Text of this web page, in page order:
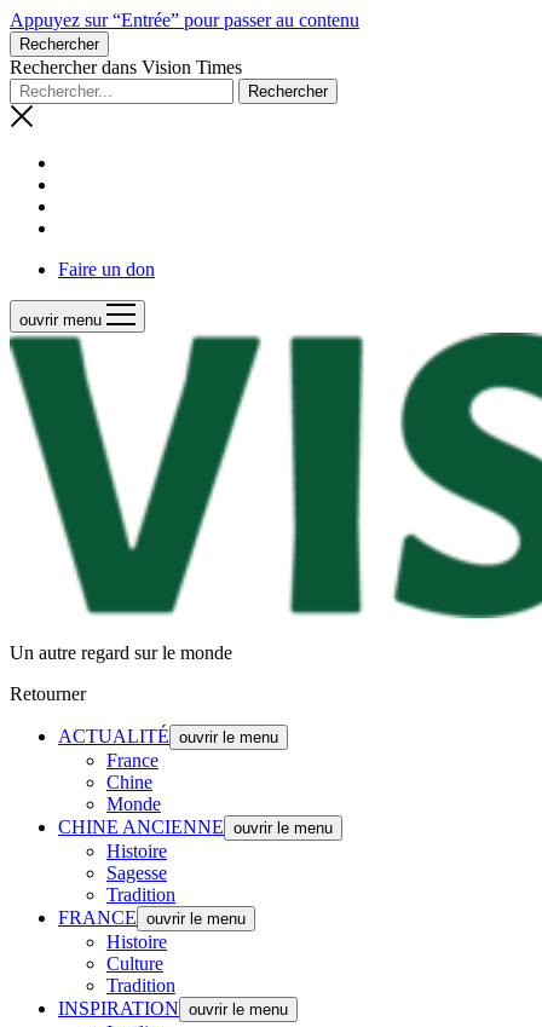
Appuyez sur “Entrée” pour passer au contenu
Rechercher
Rechercher dans Vision Times
Faire un don
ouvrir menu
Un autre regard sur le monde
Retourner
ACTUALITÉ ouvrir le menu
France
Chine
Monde
CHINE ANCIENNE ouvrir le menu
Histoire
Sagesse
Tradition
FRANCE ouvrir le menu
Histoire
Culture
Tradition
INSPIRATION ouvrir le menu